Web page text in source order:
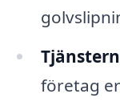
företag